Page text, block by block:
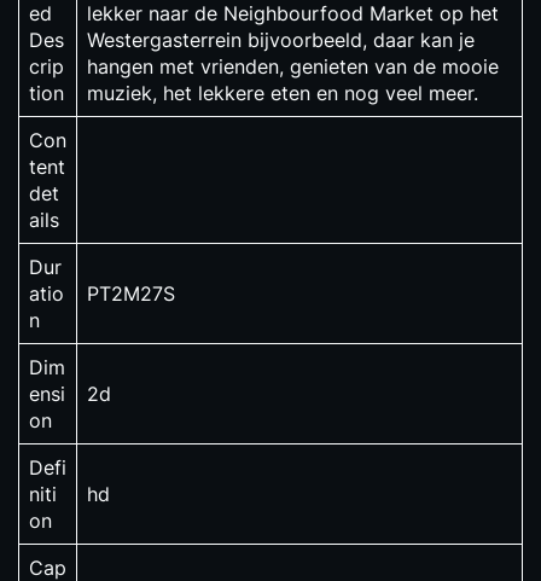
ed
Des
crip
tion
lekker naar de Neighbourfood Market op het
Westergasterrein bijvoorbeeld, daar kan je
hangen met vrienden, genieten van de mooie
muziek, het lekkere eten en nog veel meer.
Con
tent
det
ails
Dur
atio
n
PT2M27S
Dim
ensi
on
2d
Defi
niti
on
hd
Cap